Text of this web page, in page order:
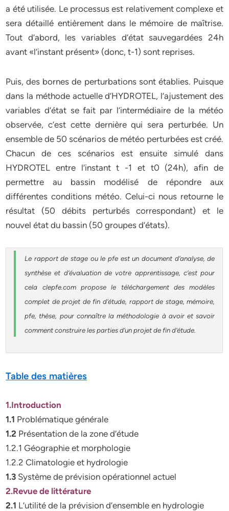
a été utilisée. Le processus est relativement complexe et
sera détaillé entièrement dans le mémoire de maîtrise.
Tout d’abord, les variables d’état sauvegardées 24h
avant «l’instant présent» (donc, t-1) sont reprises.
Puis, des bornes de perturbations sont établies. Puisque
dans la méthode actuelle d’HYDROTEL, l’ajustement des
variables d’état se fait par l’intermédiaire de la météo
observée, c’est cette dernière qui sera perturbée. Un
ensemble de 50 scénarios de météo perturbées est créé.
Chacun de ces scénarios est ensuite simulé dans
HYDROTEL entre l’instant t -1 et t0 (24h), afin de
permettre au bassin modélisé de répondre aux
différentes conditions météo. Celui-ci nous retourne le
résultat (50 débits perturbés correspondant) et le
nouvel état du bassin (50 groupes d’états).
Le rapport de stage ou le pfe est un document d’analyse, de
synthèse et d’évaluation de votre apprentissage, c’est pour
cela clepfe.com propose le téléchargement des modèles
complet de projet de fin d’étude, rapport de stage, mémoire,
pfe, thèse, pour connaître la méthodologie à avoir et savoir
comment construire les parties d’un projet de fin d’étude.
Table des matières
1.Introduction
1.1 Problématique générale
1.2 Présentation de la zone d’étude
1.2.1 Géographie et morphologie
1.2.2 Climatologie et hydrologie
1.3 Système de prévision opérationnel actuel
2.Revue de littérature
2.1 L’utilité de la prévision d’ensemble en hydrologie